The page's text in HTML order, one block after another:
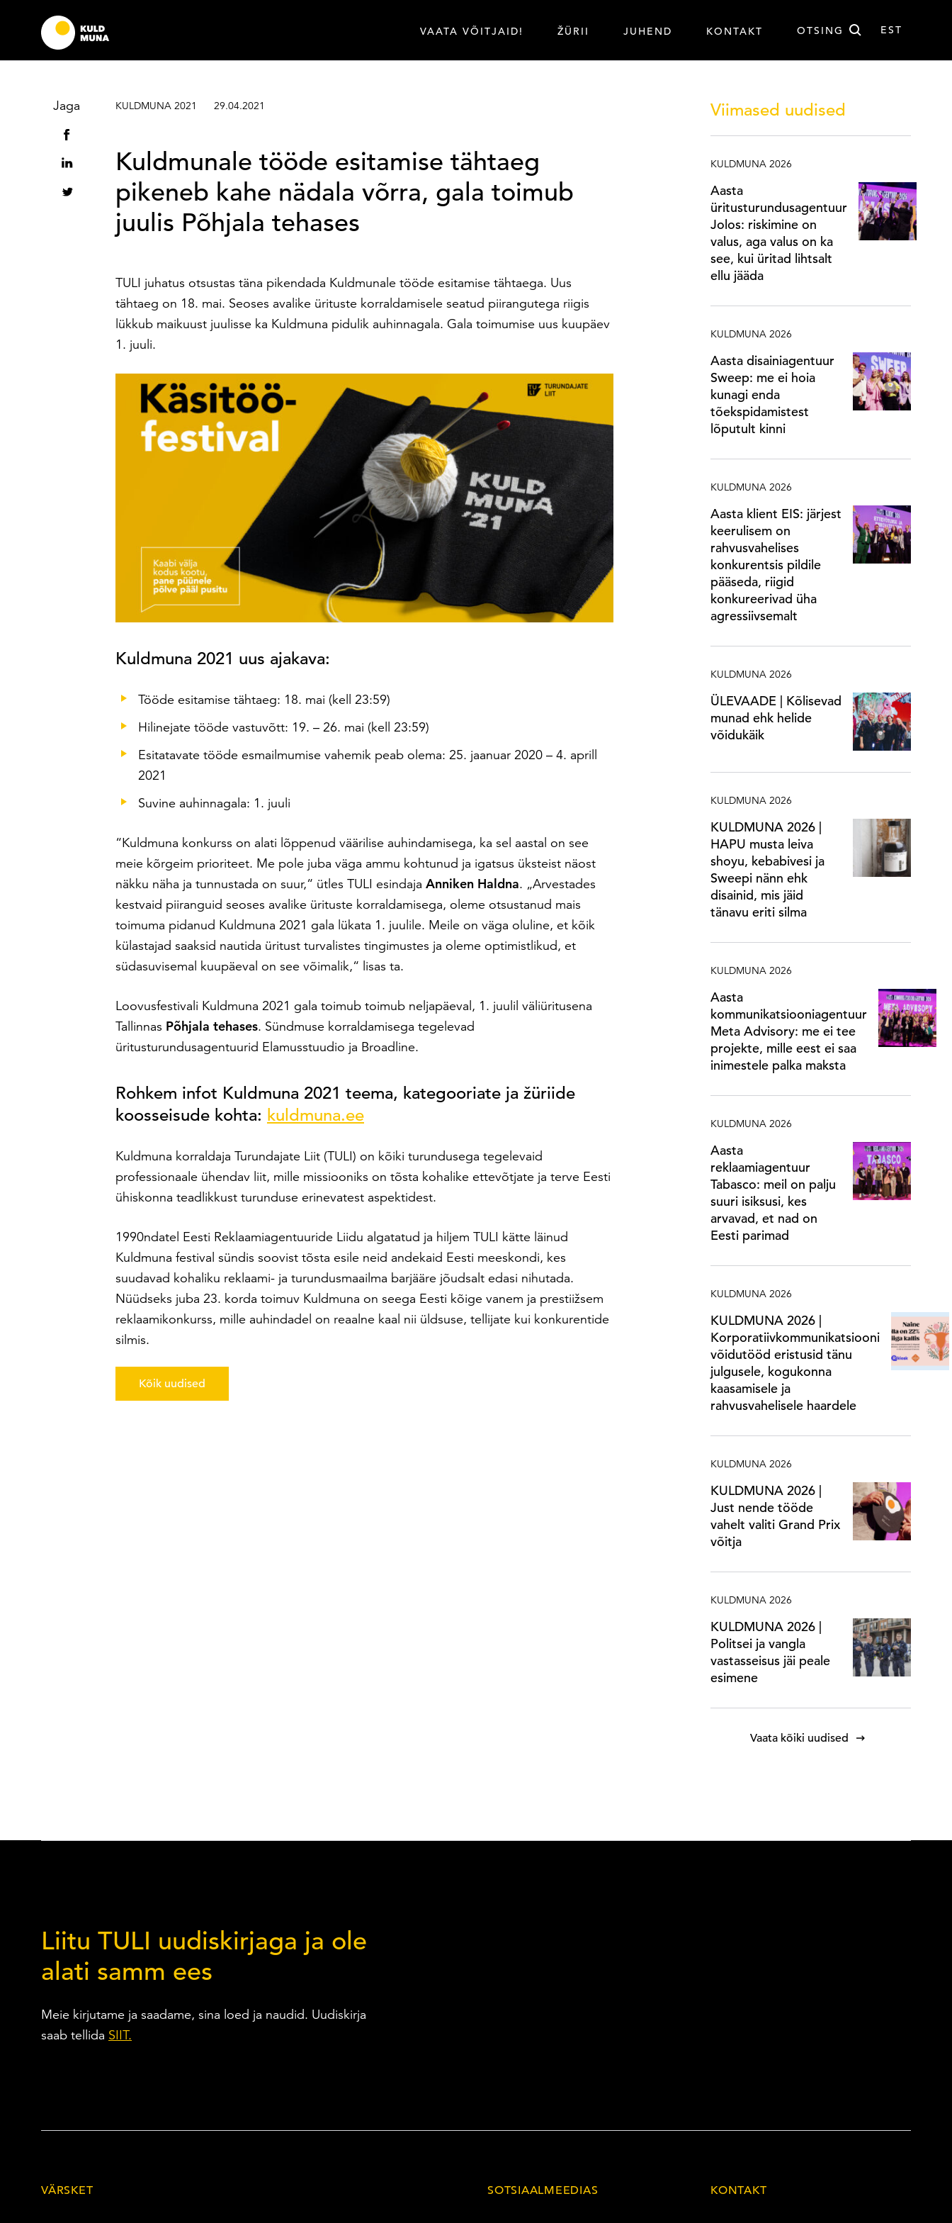
VAATA VÕITJAID! ŽÜRII JUHEND KONTAKT OTSING EST
Sisesta märksõna Otsi
KULDMUNA 2021 29.04.2021
Kuldmunale tööde esitamise tähtaeg
pikeneb kahe nädala võrra, gala toimub
juulis Põhjala tehases
TULI juhatus otsustas täna pikendada Kuldmunale tööde esitamise tähtaega. Uus
tähtaeg on 18. mai. Seoses avalike ürituste korraldamisele seatud piirangutega riigis
lükkub maikuust juulisse ka Kuldmuna pidulik auhinnagala. Gala toimumise uus kuupäev
1. juuli.
Kuldmuna 2021 uus ajakava:
Tööde esitamise tähtaeg: 18. mai (kell 23:59)
Hilinejate tööde vastuvõtt: 19. – 26. mai (kell 23:59)
Esitatavate tööde esmailmumise vahemik peab olema: 25. jaanuar 2020 – 4. aprill
2021
Suvine auhinnagala: 1. juuli
“Kuldmuna konkurss on alati lõppenud väärilise auhindamisega, ka sel aastal on see
meie kõrgeim prioriteet. Me pole juba väga ammu kohtunud ja igatsus üksteist näost
näkku näha ja tunnustada on suur,“ ütles TULI esindaja Anniken Haldna. „Arvestades
kestvaid piiranguid seoses avalike ürituste korraldamisega, oleme otsustanud mais
toimuma pidanud Kuldmuna 2021 gala lükata 1. juulile. Meile on väga oluline, et kõik
külastajad saaksid nautida üritust turvalistes tingimustes ja oleme optimistlikud, et
südasuvisemal kuupäeval on see võimalik,“ lisas ta.
Loovusfestivali Kuldmuna 2021 gala toimub toimub neljapäeval, 1. juulil väliüritusena
Tallinnas Põhjala tehases. Sündmuse korraldamisega tegelevad
üritusturundusagentuurid Elamusstuudio ja Broadline.
Rohkem infot Kuldmuna 2021 teema, kategooriate ja žüriide
koosseisude kohta: kuldmuna.ee
Kuldmuna korraldaja Turundajate Liit (TULI) on kõiki turundusega tegelevaid
professionaale ühendav liit, mille missiooniks on tõsta kohalike ettevõtjate ja terve Eesti
ühiskonna teadlikkust turunduse erinevatest aspektidest.
1990ndatel Eesti Reklaamiagentuuride Liidu algatatud ja hiljem TULI kätte läinud
Kuldmuna festival sündis soovist tõsta esile neid andekaid Eesti meeskondi, kes
suudavad kohaliku reklaami- ja turundusmaailma barjääre jõudsalt edasi nihutada.
Nüüdseks juba 23. korda toimuv Kuldmuna on seega Eesti kõige vanem ja prestiižsem
reklaamikonkurss, mille auhindadel on reaalne kaal nii üldsuse, tellijate kui konkurentide
silmis.
Kõik uudised
Jaga Viimased uudised
KULDMUNA 2026
Aasta
üritusturundusagentuur
Jolos: riskimine on
valus, aga valus on ka
see, kui üritad lihtsalt
ellu jääda
KULDMUNA 2026
Aasta disainiagentuur
Sweep: me ei hoia
kunagi enda
tõekspidamistest
lõputult kinni
KULDMUNA 2026
Aasta klient EIS: järjest
keerulisem on
rahvusvahelises
konkurentsis pildile
pääseda, riigid
konkureerivad üha
agressiivsemalt
KULDMUNA 2026
ÜLEVAADE | Kõlisevad
munad ehk helide
võidukäik
KULDMUNA 2026
KULDMUNA 2026 |
HAPU musta leiva
shoyu, kebabivesi ja
Sweepi nänn ehk
disainid, mis jäid
tänavu eriti silma
KULDMUNA 2026
Aasta
kommunikatsiooniagentuur
Meta Advisory: me ei tee
projekte, mille eest ei saa
inimestele palka maksta
KULDMUNA 2026
Aasta
reklaamiagentuur
Tabasco: meil on palju
suuri isiksusi, kes
arvavad, et nad on
Eesti parimad
KULDMUNA 2026
KULDMUNA 2026 |
Korporatiivkommunikatsiooni
võidutööd eristusid tänu
julgusele, kogukonna
kaasamisele ja
rahvusvahelisele haardele
KULDMUNA 2026
KULDMUNA 2026 |
Just nende tööde
vahelt valiti Grand Prix
võitja
KULDMUNA 2026
KULDMUNA 2026 |
Politsei ja vangla
vastasseisus jäi peale
esimene
Vaata kõiki uudised
Liitu TULI uudiskirjaga ja ole
alati samm ees
Meie kirjutame ja saadame, sina loed ja naudid. Uudiskirja
saab tellida SIIT.
VÄRSKET SOTSIAALMEEDIAS KONTAKT